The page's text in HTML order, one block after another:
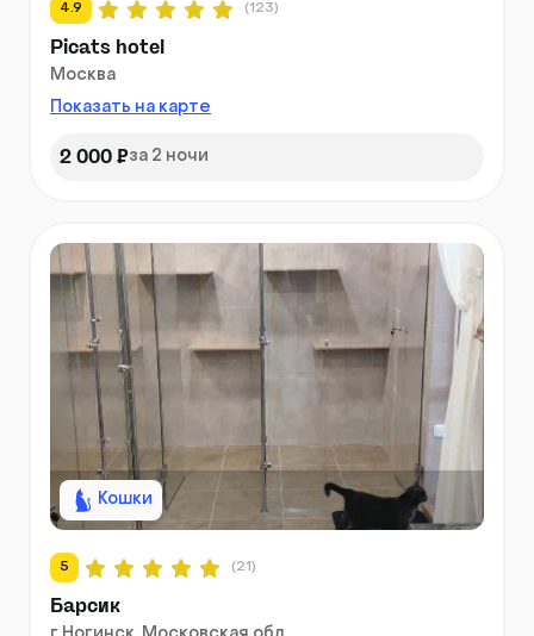
4.9 (123)
Picats hotel
Москва
Показать на карте
2 000 ₽за 2 ночи
Кошки
5 (21)
Барсик